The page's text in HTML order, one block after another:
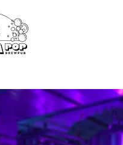
AUTRICE :
: LES
ET LES